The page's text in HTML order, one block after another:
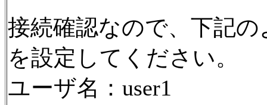
接続確認なので、下記
を設定してください。
ユーザ名：user1